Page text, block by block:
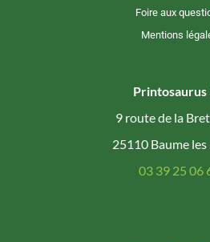
Foire aux
Mentions
Printosaurus
9 route de la
25110 Baume les
03 39 25 06